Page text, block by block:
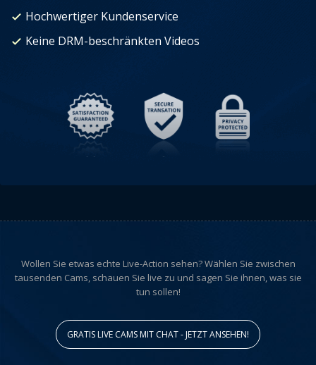
Hochwertiger Kundenservice
Keine DRM-beschränkten Videos
Wollen Sie etwas echte Live-Action sehen? Wählen Sie zwischen
tausenden Cams, schauen Sie live zu und sagen Sie ihnen, was sie
tun sollen!
GRATIS LIVE CAMS MIT CHAT - JETZT ANSEHEN!